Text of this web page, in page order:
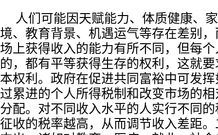
人们可能因天赋能力、体质健康、
境、教育背景、机遇运气等存在差别
场上获得收入的能力有所不同，但每
的，都有平等获得生存的权利，这就
本权利。政府在促进共同富裕中可发
过累进的个人所得税制和改变市场的
分配。对不同收入水平的人实行不同
征收的税率越高，从而调节收入差距